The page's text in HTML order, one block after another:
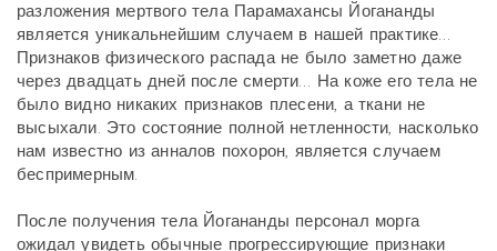
разложения мертвого тела Парамахансы Йогананды
является уникальнейшим случаем в нашей практике…
Признаков физического распада не было заметно даже
через двадцать дней после смерти… На коже его тела не
было видно никаких признаков плесени, а ткани не
высыхали. Это состояние полной нетленности, насколько
нам известно из анналов похорон, является случаем
беспримерным.
После получения тела Йогананды персонал морга
ожидал увидеть обычные прогрессирующие признаки